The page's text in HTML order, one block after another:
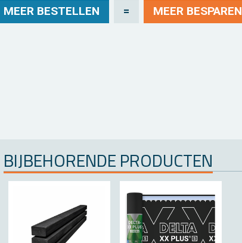
MEER BE­STEL­LEN = MEER
BIJ­BE­HO­REN­DE PRO­DUC­TEN